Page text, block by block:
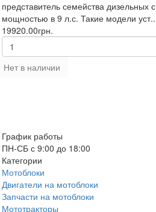
представитель семейства дизельных с
мощностью в 9 л.с. Такие модели уст..
19920.00грн.
Нет в наличии
График работы
ПН-СБ с 9:00 до 18:00
Категории
Мотоблоки
Двигатели на мотоблоки
Запчасти на мотоблоки
Мототракторы